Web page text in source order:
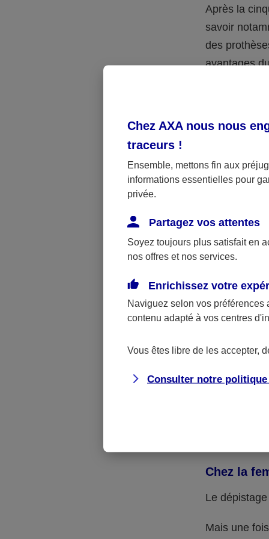
Après la
savoir
des
avantages
Le
transformer
Après l’été,
cancer de la
Selon le
cliniques
demandés
Chez la
Le
Mais une
Chez AXA nous nous
traceurs !
Ensemble, mettons fin aux
informations essentielles pour
privée.
Partagez vos attentes
Soyez toujours plus satisfait en
nos offres et nos services.
Enrichissez votre
Naviguez selon vos préférences
contenu adapté à vos centres
Vous êtes libre de les accepter,
Consulter notre politique